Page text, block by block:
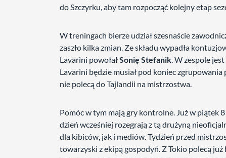
do Szczyrku, aby tam rozpocząć kolejny etap
W treningach bierze udział szesnaście
zaszło kilka zmian. Ze składu wypadła
Lavarini powołałSonię Stefanik. W zespole
Lavarini będzie musiał pod koniec
nie polecą do Tajlandii na mistrzostwa.
Pomóc w tym mają gry kontrolne. Już w piątek
dzień wcześniej rozegrają z tą drużyną
dla kibiców, jak i mediów. Tydzień przed
towarzyski z ekipą gospodyń. Z Tokio polecą